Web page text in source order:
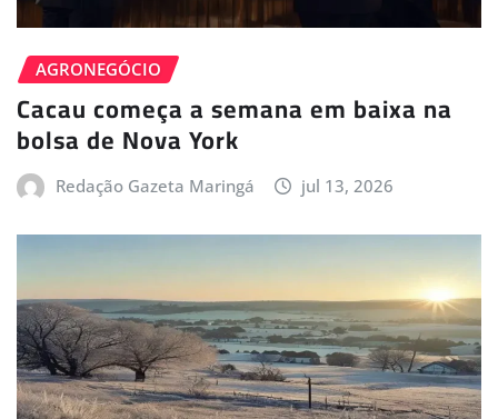
AGRONEGÓCIO
Cacau começa a semana em baixa na
bolsa de Nova York
Redação Gazeta Maringá jul 13, 2026